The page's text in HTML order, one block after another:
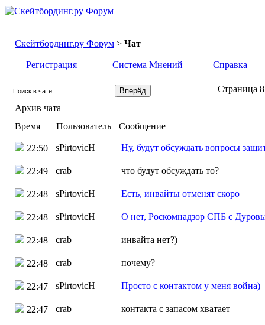
Скейтбординг.ру Форум > Чат
Регистрация Система Мнений Справка
Страница
Архив чата
Время
Пользователь Сообщение
22:50 sPirtovicH Ну, будут обсуждать вопросы
22:49 crab что будут обсуждать то?
22:48 sPirtovicH Есть, инвайты отменят скоро
22:48 sPirtovicH О нет, Роскомнадзор СПБ с
22:48 crab инвайта нет?)
22:48 crab почему?
22:47 sPirtovicH Просто с контактом у меня война)
22:47 crab контакта с запасом хватает